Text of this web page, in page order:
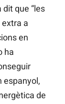
que “les
a
en
ha
espanyol,
de